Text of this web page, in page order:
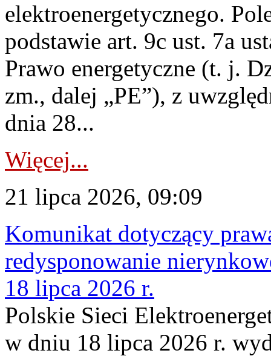
elektroenergetycznego.
podstawie art. 9c ust. 7a
Prawo energetyczne (t. j.
zm., dalej „PE”), z
dnia 28...
Więcej...
21 lipca 2026, 09:09
Komunikat dotyczący
redysponowanie
18 lipca 2026 r.
Polskie Sieci
w dniu 18 lipca 2026 r.